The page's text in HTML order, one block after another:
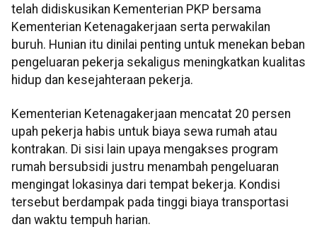
telah didiskusikan Kementerian PKP bersama
Kementerian Ketenagakerjaan serta perwakilan
buruh. Hunian itu dinilai penting untuk menekan beban
pengeluaran pekerja sekaligus meningkatkan kualitas
hidup dan kesejahteraan pekerja.
Kementerian Ketenagakerjaan mencatat 20 persen
upah pekerja habis untuk biaya sewa rumah atau
kontrakan. Di sisi lain upaya mengakses program
rumah bersubsidi justru menambah pengeluaran
mengingat lokasinya dari tempat bekerja. Kondisi
tersebut berdampak pada tinggi biaya transportasi
dan waktu tempuh harian.